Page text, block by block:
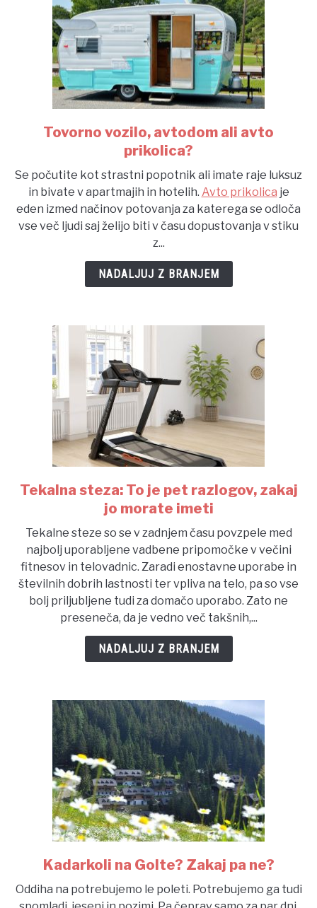
link
to
vozilo,
avtodom
ali
avto
prikolica?
Tovorno vozilo, avtodom ali avto
prikolica?
Se počutite kot strastni popotnik ali imate raje luksuz
in bivate v apartmajih in hotelih. Avto prikolica je
eden izmed načinov potovanja za katerega se odloča
vse več ljudi saj želijo biti v času dopustovanja v stiku
z...
NADALJUJ Z BRANJEM
link
to
steza:
To
je
pet
razlogov,
zakaj
jo
Tekalna steza: To je pet razlogov, zakaj
jo morate imeti
Tekalne steze so se v zadnjem času povzpele med
najbolj uporabljene vadbene pripomočke v večini
fitnesov in telovadnic. Zaradi enostavne uporabe in
številnih dobrih lastnosti ter vpliva na telo, pa so vse
bolj priljubljene tudi za domačo uporabo. Zato ne
preseneča, da je vedno več takšnih,...
NADALJUJ Z BRANJEM
link
Kadarkoli
Kadarkoli na Golte? Zakaj pa ne?
Oddiha na potrebujemo le poleti. Potrebujemo ga tudi